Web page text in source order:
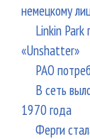
немецкому
Linkin Park
«Unshatter»
РАО
В сеть
1970 года
Ферги